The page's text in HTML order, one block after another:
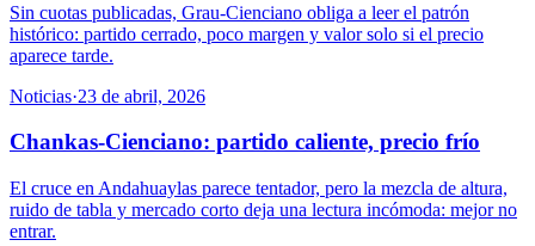
Sin cuotas publicadas, Grau-Cienciano obliga a leer el patrón
histórico: partido cerrado, poco margen y valor solo si el precio
aparece tarde.
Noticias·23 de abril, 2026
Chankas-Cienciano: partido caliente, precio frío
El cruce en Andahuaylas parece tentador, pero la mezcla de altura,
ruido de tabla y mercado corto deja una lectura incómoda: mejor no
entrar.